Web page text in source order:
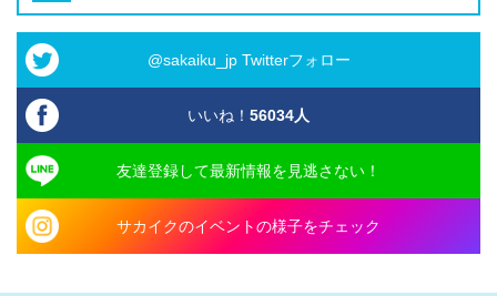
@sakaiku_jp Twitterフォロー
いいね！ 56034人
友達登録して最新情報を見逃さない！
サカイクのイベントの様子をチェック